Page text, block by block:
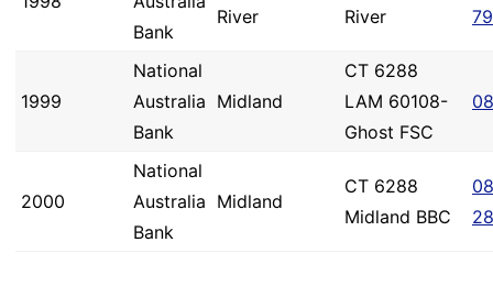
Bank
River
River
1999
National
Australia
Bank
Midland
CT 6288
LAM 60108-
Ghost FSC
2000
National
Australia
Bank
Midland
CT 6288
Midland BBC